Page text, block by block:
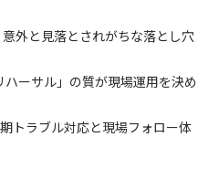
外と見落とされがちな落とし穴
ーサル」の質が現場運用を決め
トラブル対応と現場フォロー体